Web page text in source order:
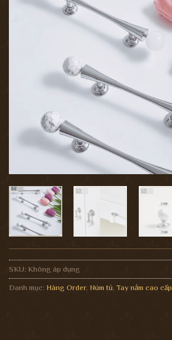
SKU: Không áp dụng
Danh mục: Hàng Order, Núm tủ, Tay nắm cao cấp